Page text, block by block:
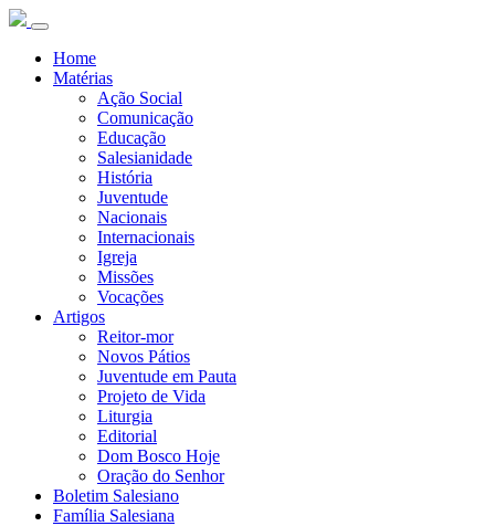
Home
Matérias
Ação Social
Comunicação
Educação
Salesianidade
História
Juventude
Nacionais
Internacionais
Igreja
Missões
Vocações
Artigos
Reitor-mor
Novos Pátios
Juventude em Pauta
Projeto de Vida
Liturgia
Editorial
Dom Bosco Hoje
Oração do Senhor
Boletim Salesiano
Família Salesiana